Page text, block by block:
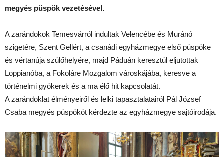
megyés püspök vezetésével.
A zarándokok Temesvárról indultak Velencébe és Muránó
szigetére, Szent Gellért, a csanádi egyházmegye első püspöke
és vértanúja szülőhelyére, majd Páduán keresztül eljutottak
Loppianóba, a Fokoláre Mozgalom városkájába, keresve a
történelmi gyökerek és a ma élő hit kapcsolatát.
A zarándoklat élményeiről és lelki tapasztalatairól Pál József
Csaba megyés püspököt kérdezte az egyházmegye sajtóirodája.